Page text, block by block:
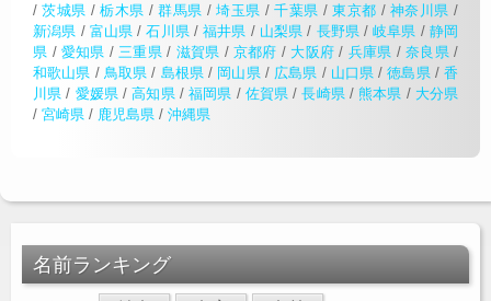
/茨城県 /栃木県 /群馬県 /埼玉県 /千葉県 /東京都 /神奈川県 /
新潟県 / 富山県 /石川県/福井県 / 山梨県 / 長野県/岐阜県 / 静岡
県 / 愛知県 /三重県 / 滋賀県 / 京都府 / 大阪府 / 兵庫県 / 奈良県/
和歌山県 / 鳥取県 / 島根県/ 岡山県/ 広島県 / 山口県 /徳島県/香
川県 / 愛媛県/高知県/ 福岡県 / 佐賀県 /長崎県/熊本県 / 大分県
/ 宮崎県 / 鹿児島県 / 沖縄県
名前ランキング